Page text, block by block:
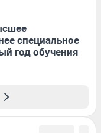
специальное
год обучения